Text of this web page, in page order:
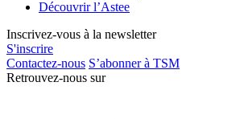
Découvrir l’Astee
Inscrivez-vous à la newsletter
S'inscrire
Contactez-nous S’abonner à TSM
Retrouvez-nous sur